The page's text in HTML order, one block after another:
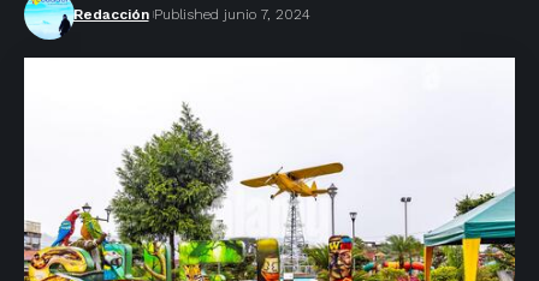
Redacción Published junio 7, 2024